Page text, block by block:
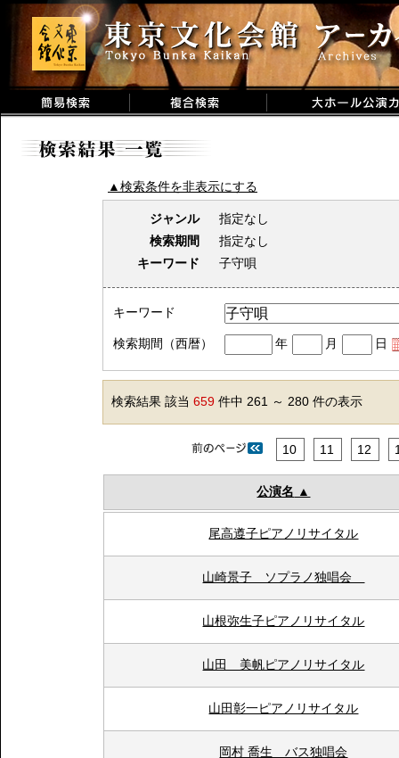
▲検索条件を非表示にする
ジャンル
指定なし
検索期間
指定なし
キーワード
子守唄
キーワード
検索期間（西暦） 年 月 日
検索結果 該当659 件中 261 ～ 280 件の表示
10 11 12
公演名
尾高遵子ピアノリサイタル
山崎景子 ソプラノ独唱会
山根弥生子ピアノリサイタル
山田 美帆ピアノリサイタル
山田彰一ピアノリサイタル
岡村 喬生 バス独唱会